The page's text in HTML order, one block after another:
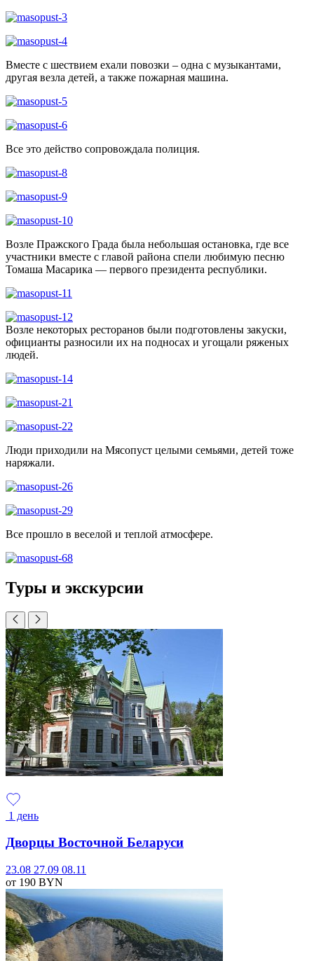
Вместе с шествием ехали повозки – одна с музыкантами,
другая везла детей, а также пожарная машина.
Все это действо сопровождала полиция.
Возле Пражского Града была небольшая остановка, где все
участники вместе с главой района спели любимую песню
Томаша Масарика — первого президента республики.
Возле некоторых ресторанов были подготовлены закуски,
официанты разносили их на подносах и угощали ряженых
людей.
Люди приходили на Мясопуст целыми семьями, детей тоже
наряжали.
Все прошло в веселой и теплой атмосфере.
Туры и экскурсии
1 день
Дворцы Восточной Беларуси
23.08 27.09 08.11
от 190 BYN